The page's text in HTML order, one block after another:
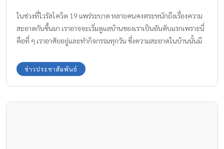
ในช่วงที่ไวรัสโควิด 19 แพร่ระบาด หลายคนคงตระหนักถึงเรื่องความ
สะอาดกันขึ้นมา เราอาจจะเริ่มดูแลบ้านของเราเป็นอันดับแรกเพราะนี่
คือที่ ๆ เราอาศัยอยู่และทำกิจกรรมทุกวัน ซึ่งความสะอาดในบ้านนั้นมี
กำลังมองหาเครื่องมือในการทำความสะอาดและดูดฝุ่นในบ้านได้อย่าง
มีประสิทธิภาพ ซึ่งเครื่องดูดฝุ่นไร้สายของ Dyson เป็นอีกหนึ่งเครื่องมือ
James Dyson เริ่มคิดค้นเทคโนโลยี Cyclone เพื่อใช้ในเครื่องดูดฝุ่น
ข่าวประชาสัมพันธ์